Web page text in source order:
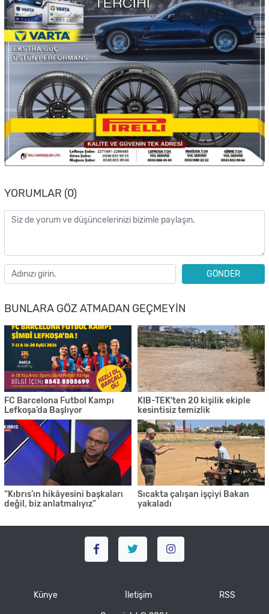
YORUMLAR (0)
GÖNDER
BUNLARA GÖZ ATMADAN GEÇMEYIN
FC Barcelona Futbol Kampı
Lefkoşa’da Başlıyor
KIB-TEK'ten 20 kişilik ekiple
kesintisiz temizlik
“Kıbrıs’ın hikâyesini başkaları
değil, biz anlatmalıyız”
Sıcakta çalışan işçiyi Bakan
yakaladı
Künye İletişim RSS